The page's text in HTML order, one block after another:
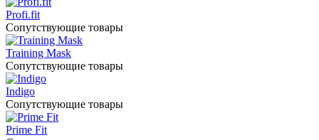
Profi.fit
Сопутствующие товары
Training Mask
Сопутствующие товары
Indigo
Сопутствующие товары
Prime Fit